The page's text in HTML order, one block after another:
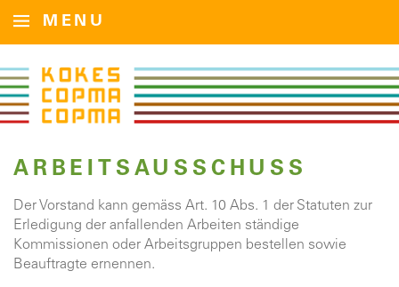
MENU
ARBEITSAUSSCHUSS
Der Vorstand kann gemäss Art. 10 Abs. 1 der Statuten zur
Erledigung der anfallenden Arbeiten ständige
Kommissionen oder Arbeitsgruppen bestellen sowie
Beauftragte ernennen.